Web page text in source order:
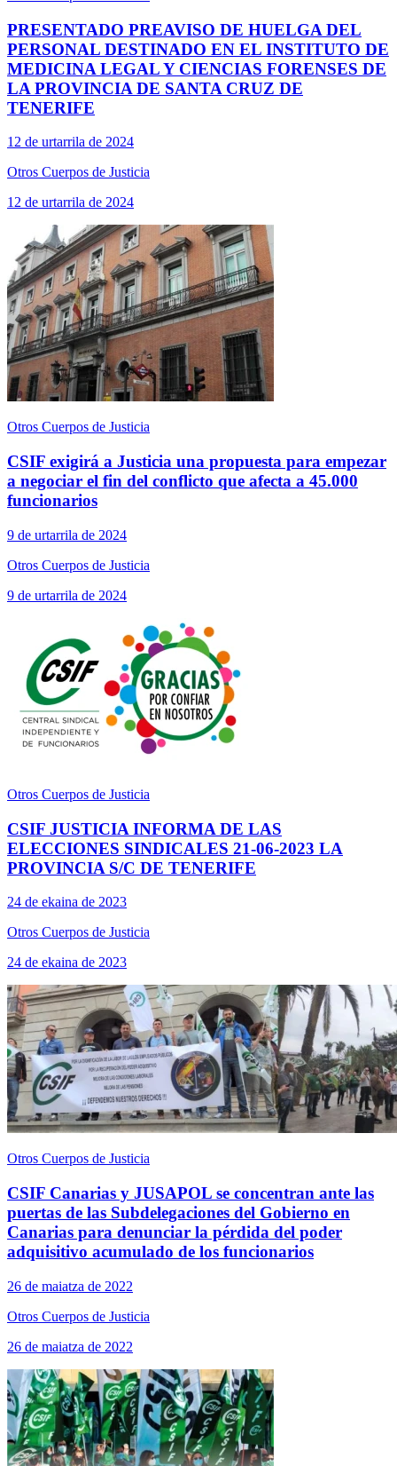
PRESENTADO PREAVISO DE HUELGA DEL
PERSONAL DESTINADO EN EL INSTITUTO DE
MEDICINA LEGAL Y CIENCIAS FORENSES DE
LA PROVINCIA DE SANTA CRUZ DE
TENERIFE
12 de urtarrila de 2024
Otros Cuerpos de Justicia
12 de urtarrila de 2024
Otros Cuerpos de Justicia
CSIF exigirá a Justicia una propuesta para empezar
a negociar el fin del conflicto que afecta a 45.000
funcionarios
9 de urtarrila de 2024
Otros Cuerpos de Justicia
9 de urtarrila de 2024
Otros Cuerpos de Justicia
CSIF JUSTICIA INFORMA DE LAS
ELECCIONES SINDICALES 21-06-2023 LA
PROVINCIA S/C DE TENERIFE
24 de ekaina de 2023
Otros Cuerpos de Justicia
24 de ekaina de 2023
Otros Cuerpos de Justicia
CSIF Canarias y JUSAPOL se concentran ante las
puertas de las Subdelegaciones del Gobierno en
Canarias para denunciar la pérdida del poder
adquisitivo acumulado de los funcionarios
26 de maiatza de 2022
Otros Cuerpos de Justicia
26 de maiatza de 2022